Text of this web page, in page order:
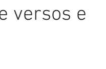
versos e